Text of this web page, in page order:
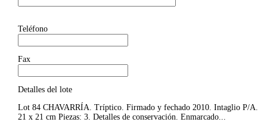
Teléfono
Fax
Detalles del lote
Lot 84 CHAVARRÍA. Tríptico. Firmado y fechado 2010. Intaglio P/A.
21 x 21 cm Piezas: 3. Detalles de conservación. Enmarcado...